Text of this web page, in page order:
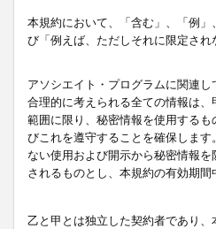
本規約において、「含む」、「例
び「例えば、ただしそれに限定され
アソシエイト・プログラムに関連
合理的に考えられる全ての情報は、
範囲に限り、秘密情報を使用する
びこれを遵守することを確保しま
ない使用および開示から秘密情報
されるものとし、本規約の有効期間
乙と甲とは独立した契約者であり